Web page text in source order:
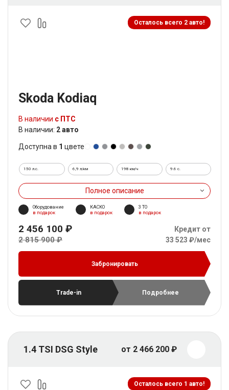
Осталось всего 2 авто!
Skoda Kodiaq
В наличии с ПТС
В наличии: 2 авто
Доступна в 1 цвете
150 л.с. 6,9 л/км 198 км/ч 9.6 c.
Полное описание
Оборудование
в подарок
КАСКО
в подарок
3 ТО
в подарок
2 456 100 ₽
2 815 900 ₽
Кредит от
33 523 ₽/мес
Забронировать
Trade-in Подробнее
1.4 TSI DSG Style от 2 466 200 ₽
Осталось всего 1 авто!